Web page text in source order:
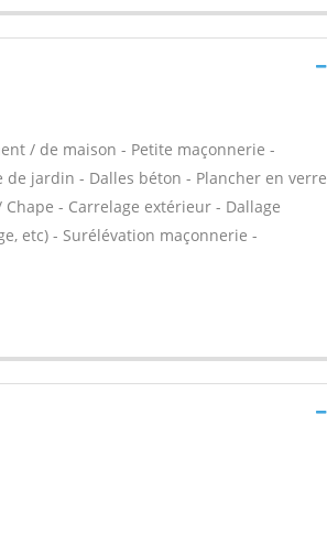
/ de maison - Petite maçonnerie -
de jardin - Dalles béton - Plancher en verre
- Carrelage extérieur - Dallage
etc) - Surélévation maçonnerie -